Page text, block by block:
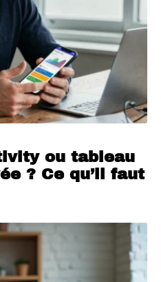
ou tableau
? Ce qu’il faut